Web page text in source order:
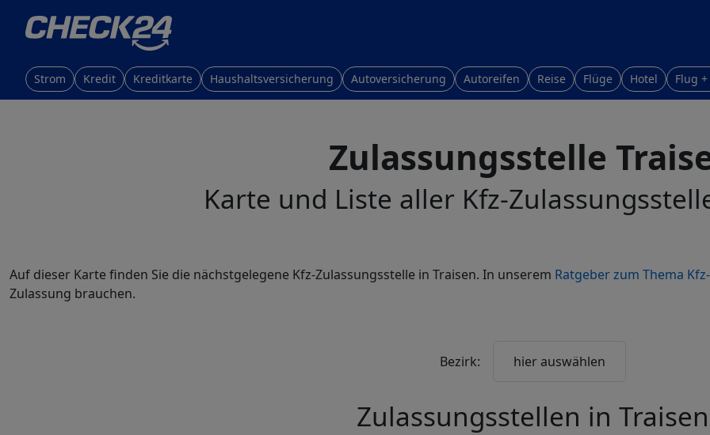
Strom Kredit Kreditkarte Haushaltsversicherung Autoversicherung Autoreifen Reise Flüge Hotel Flug
Zulassungsstelle
Karte und Liste aller Kfz-
Auf dieser Karte finden Sie die nächstgelegene Kfz-Zulassungsstelle in Traisen. In unserem Ratgeber zum Thema
Zulassung brauchen.
Bezirk: hier auswählen
Zulassungsstellen in Traisen